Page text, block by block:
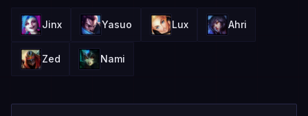
Jinx Yasuo Lux Ahri
Zed Nami